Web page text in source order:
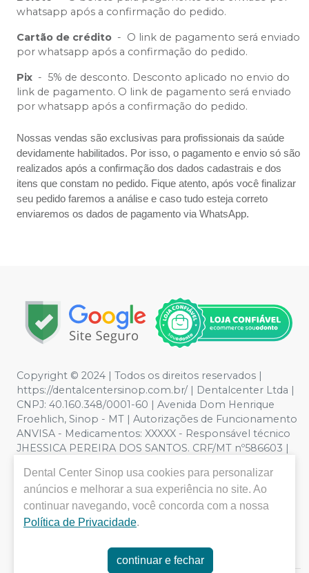
whatsapp após a confirmação do pedido.
Cartão de crédito - O link de pagamento será enviado
por whatsapp após a confirmação do pedido.
Pix - 5% de desconto. Desconto aplicado no envio do
link de pagamento. O link de pagamento será enviado
por whatsapp após a confirmação do pedido.
Nossas vendas são exclusivas para profissionais da saúde
devidamente habilitados. Por isso, o pagamento e envio só são
realizados após a confirmação dos dados cadastrais e dos
itens que constam no pedido. Fique atento, após você finalizar
seu pedido faremos a análise e caso tudo esteja correto
enviaremos os dados de pagamento via WhatsApp.
Copyright © 2024 | Todos os direitos reservados |
https://dentalcentersinop.com.br/ | Dentalcenter Ltda |
CNPJ: 40.160.348/0001-60 | Avenida Dom Henrique
Froehlich, Sinop - MT | Autorizações de Funcionamento
ANVISA - Medicamentos: XXXXX - Responsável técnico
JHESSICA PEREIRA DOS SANTOS. CRF/MT nº586603 |
ilustrativas - Os preços e condições da loja virtual estão
sujeitos a alterações. Em caso de divergência de preços
no site, o valor válido é o do Carrinho de Compra. Não
vendemos por atacado por isso nos reservamos o
Dental Center Sinop usa cookies para personalizar
anúncios e melhorar a sua experiência no site. Ao
continuar navegando, você concorda com a nossa
Política de Privacidade.
continuar e fechar